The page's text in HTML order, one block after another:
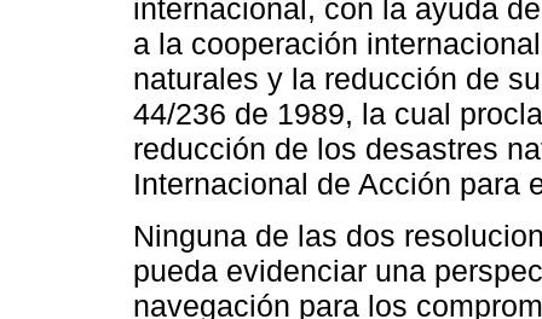
internacional, con la ayuda
a la cooperación
naturales y la reducción de
44/236 de 1989, la cual
reducción de los desastres
Internacional de Acción para
Ninguna de las dos
pueda evidenciar una
navegación para los